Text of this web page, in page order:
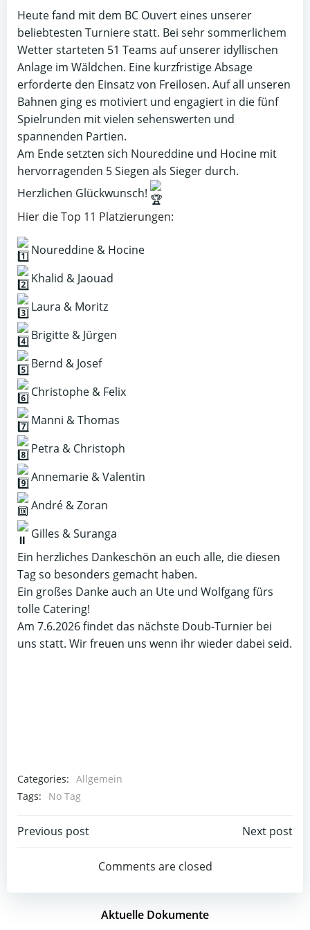
Heute fand mit dem BC Ouvert eines unserer
beliebtesten Turniere statt. Bei sehr sommerlichem
Wetter starteten 51 Teams auf unserer idyllischen
Anlage im Wäldchen. Eine kurzfristige Absage
erforderte den Einsatz von Freilosen. Auf all unseren
Bahnen ging es motiviert und engagiert in die fünf
Spielrunden mit vielen sehenswerten und
spannenden Partien.
Am Ende setzten sich Noureddine und Hocine mit
hervorragenden 5 Siegen als Sieger durch.
Herzlichen Glückwunsch!
Hier die Top 11 Platzierungen:
Noureddine & Hocine
Khalid & Jaouad
Laura & Moritz
Brigitte & Jürgen
Bernd & Josef
Christophe & Felix
Manni & Thomas
Petra & Christoph
Annemarie & Valentin
André & Zoran
Gilles & Suranga
Ein herzliches Dankeschön an euch alle, die diesen
Tag so besonders gemacht haben.
Ein großes Danke auch an Ute und Wolfgang fürs
tolle Catering!
Am 7.6.2026 findet das nächste Doub-Turnier bei
uns statt. Wir freuen uns wenn ihr wieder dabei seid.
Categories: Allgemein
Tags:
No Tag
Post
navigation
Previous post
navigation
Next post
Comments are closed
Aktuelle Dokumente